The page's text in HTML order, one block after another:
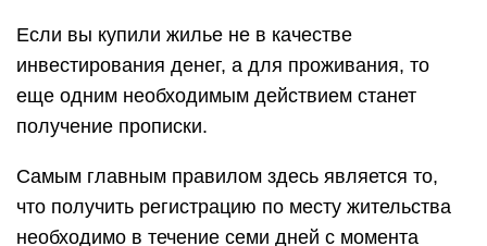
Если вы купили жилье не в качестве
инвестирования денег, а для проживания, то
еще одним необходимым действием станет
получение прописки.
Самым главным правилом здесь является то,
что получить регистрацию по месту жительства
необходимо в течение семи дней с момента